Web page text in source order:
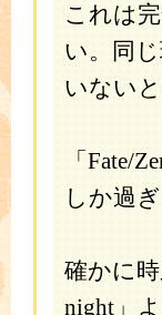
これは
い。同
いない
「Fate/
しか過
確かに時
night」